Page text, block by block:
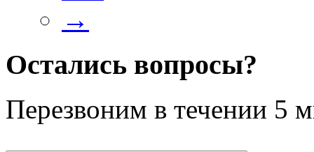
→
Остались вопросы?
Перезвоним в течении 5